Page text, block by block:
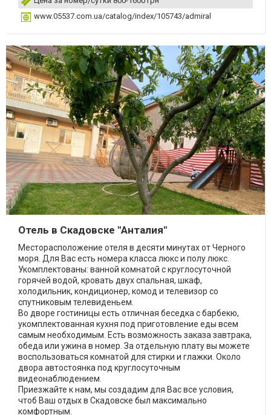
www.05537.com.ua/catalog/index/105743/admiral
Отель в Скадовске "Анталия"
Месторасположение отеля в десяти минутах от Черного
моря. Для Вас есть номера класса люкс и полу люкс.
Укомплектованы: ванной комнатой c круглосуточной
горячей водой, кровать двух спальная, шкаф,
холодильник, кондиционер, комод и телевизор со
спутниковым телевиденьем.
Во дворе гостиницы есть отличная беседка с барбекю,
укомплектованная кухня под приготовление еды всем
самым необходимым. Есть возможность заказа завтрака,
обеда или ужина в номер. За отдельную плату вы можете
воспользоваться комнатой для стирки и глажки. Около
двора автостоянка под круглосуточным
видеонаблюдением.
Приезжайте к нам, мы создадим для Вас все условия,
чтоб Ваш отдых в Скадовске был максимально
комфортным.